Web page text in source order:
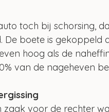
toch bij schorsing,
De boete is
hoog als de
van de nageheven
zaak voor de rechter